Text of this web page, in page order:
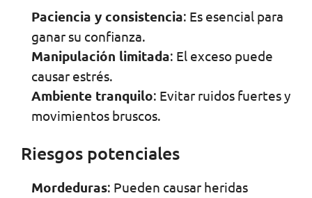
Paciencia y consistencia: Es esencial para
ganar su confianza.
Manipulación limitada: El exceso puede
causar estrés.
Ambiente tranquilo: Evitar ruidos fuertes y
movimientos bruscos.
Riesgos potenciales
Mordeduras: Pueden causar heridas